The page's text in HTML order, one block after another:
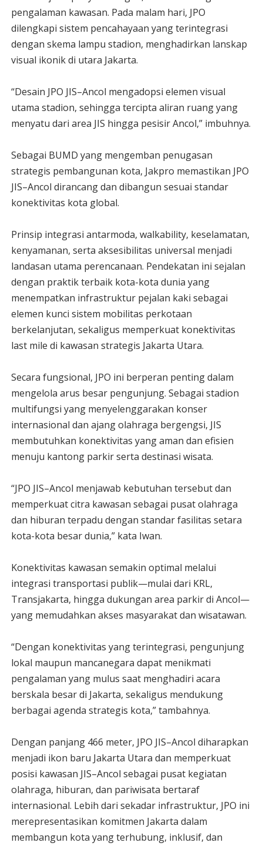
pengalaman kawasan. Pada malam hari, JPO
dilengkapi sistem pencahayaan yang terintegrasi
dengan skema lampu stadion, menghadirkan lanskap
visual ikonik di utara Jakarta.
“Desain JPO JIS–Ancol mengadopsi elemen visual
utama stadion, sehingga tercipta aliran ruang yang
menyatu dari area JIS hingga pesisir Ancol,” imbuhnya.
Sebagai BUMD yang mengemban penugasan
strategis pembangunan kota, Jakpro memastikan JPO
JIS–Ancol dirancang dan dibangun sesuai standar
konektivitas kota global.
Prinsip integrasi antarmoda, walkability, keselamatan,
kenyamanan, serta aksesibilitas universal menjadi
landasan utama perencanaan. Pendekatan ini sejalan
dengan praktik terbaik kota-kota dunia yang
menempatkan infrastruktur pejalan kaki sebagai
elemen kunci sistem mobilitas perkotaan
berkelanjutan, sekaligus memperkuat konektivitas
last mile di kawasan strategis Jakarta Utara.
Secara fungsional, JPO ini berperan penting dalam
mengelola arus besar pengunjung. Sebagai stadion
multifungsi yang menyelenggarakan konser
internasional dan ajang olahraga bergengsi, JIS
membutuhkan konektivitas yang aman dan efisien
menuju kantong parkir serta destinasi wisata.
“JPO JIS–Ancol menjawab kebutuhan tersebut dan
memperkuat citra kawasan sebagai pusat olahraga
dan hiburan terpadu dengan standar fasilitas setara
kota-kota besar dunia,” kata Iwan.
Konektivitas kawasan semakin optimal melalui
integrasi transportasi publik—mulai dari KRL,
Transjakarta, hingga dukungan area parkir di Ancol—
yang memudahkan akses masyarakat dan wisatawan.
“Dengan konektivitas yang terintegrasi, pengunjung
lokal maupun mancanegara dapat menikmati
pengalaman yang mulus saat menghadiri acara
berskala besar di Jakarta, sekaligus mendukung
berbagai agenda strategis kota,” tambahnya.
Dengan panjang 466 meter, JPO JIS–Ancol diharapkan
menjadi ikon baru Jakarta Utara dan memperkuat
posisi kawasan JIS–Ancol sebagai pusat kegiatan
olahraga, hiburan, dan pariwisata bertaraf
internasional. Lebih dari sekadar infrastruktur, JPO ini
merepresentasikan komitmen Jakarta dalam
membangun kota yang terhubung, inklusif, dan